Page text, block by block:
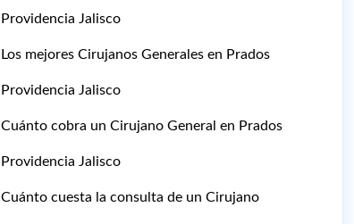
Providencia Jalisco
Los mejores Cirujanos Generales en Prados
Providencia Jalisco
Cuánto cobra un Cirujano General en Prados
Providencia Jalisco
Cuánto cuesta la consulta de un Cirujano